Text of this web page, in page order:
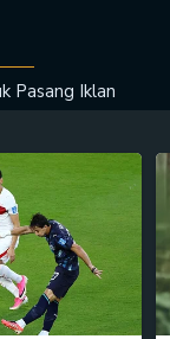
Pasang Iklan